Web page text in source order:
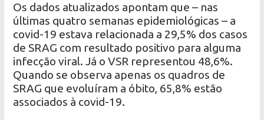
Os dados atualizados apontam que – nas
últimas quatro semanas epidemiológicas – a
covid-19 estava relacionada a 29,5% dos casos
de SRAG com resultado positivo para alguma
infecção viral. Já o VSR representou 48,6%.
Quando se observa apenas os quadros de
SRAG que evoluíram a óbito, 65,8% estão
associados à covid-19.